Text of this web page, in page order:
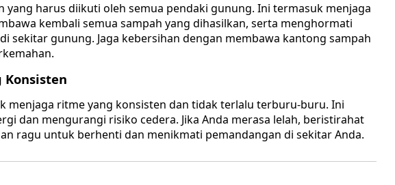
yang harus diikuti oleh semua pendaki gunung. Ini termasuk menjaga
kembali semua sampah yang dihasilkan, serta menghormati
sekitar gunung. Jaga kebersihan dengan membawa kantong sampah
Konsisten
menjaga ritme yang konsisten dan tidak terlalu terburu-buru. Ini
dan mengurangi risiko cedera. Jika Anda merasa lelah, beristirahat
ragu untuk berhenti dan menikmati pemandangan di sekitar Anda.